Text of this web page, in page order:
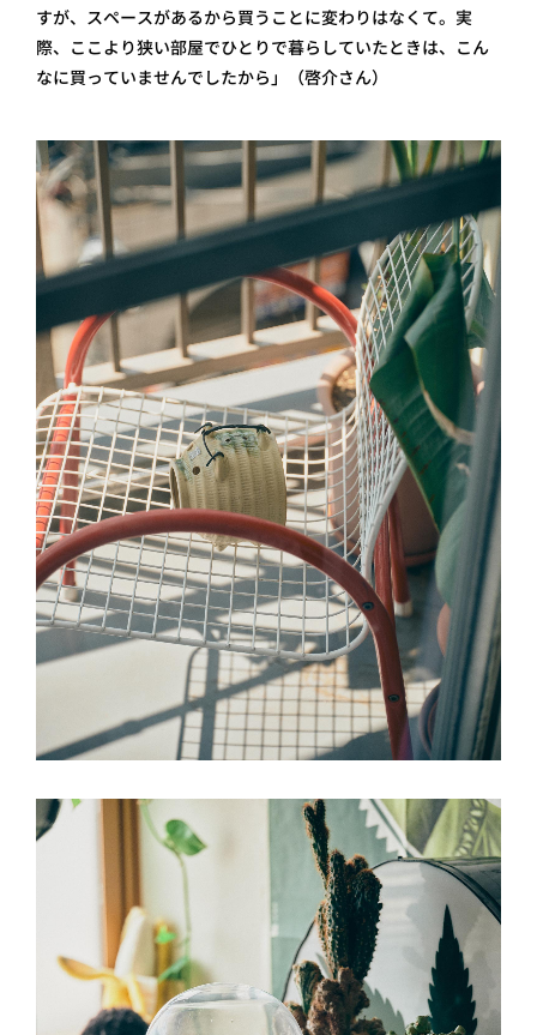
すが、スペースがあるから買うことに変わりはなくて。実
際、ここより狭い部屋でひとりで暮らしていたときは、こん
なに買っていませんでしたから」（啓介さん）